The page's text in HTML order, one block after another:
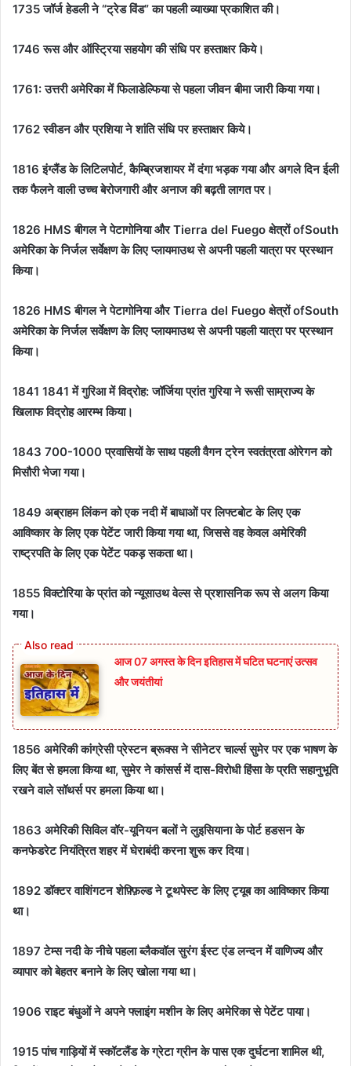
1735 जॉर्ज हेडली ने “ट्रेड विंड” का पहली व्याख्या प्रकाशित की।
1746 रूस और ऑस्ट्रिया सहयोग की संधि पर हस्ताक्षर किये।
1761:उत्तरी अमेरिका में फिलाडेल्फिया से पहला जीवन बीमा जारी किया गया।
1762 स्वीडन और प्रशिया ने शांति संधि पर हस्ताक्षर किये।
1816 इंग्लैंड के लिटिलपोर्ट, कैम्ब्रिजशायर में दंगा भड़क गया और अगले दिन ईली
तक फैलने वाली उच्च बेरोजगारी और अनाज की बढ़ती लागत पर।
1826 HMS बीगल ने पेटागोनिया और Tierra del Fuego क्षेत्रों ofSouth
अमेरिका के निर्जल सर्वेक्षण के लिए प्लायमाउथ से अपनी पहली यात्रा पर प्रस्थान
किया।
1826 HMS बीगल ने पेटागोनिया और Tierra del Fuego क्षेत्रों ofSouth
अमेरिका के निर्जल सर्वेक्षण के लिए प्लायमाउथ से अपनी पहली यात्रा पर प्रस्थान
किया।
1841 1841 में गुरिआ में विद्रोह: जॉर्जिया प्रांत गुरिया ने रूसी साम्राज्य के
खिलाफ विद्रोह आरम्भ किया।
1843 700-1000 प्रवासियों के साथ पहली वैगन ट्रेन स्वतंत्रता ओरेगन को
मिसौरी भेजा गया।
1849 अब्राहम लिंकन को एक नदी में बाधाओं पर लिफ्टबोट के लिए एक
आविष्कार के लिए एक पेटेंट जारी किया गया था, जिससे वह केवल अमेरिकी
राष्ट्रपति के लिए एक पेटेंट पकड़ सकता था।
1855 विक्टोरिया के प्रांत को न्यूसाउथ वेल्स से प्रशासनिक रूप से अलग किया
गया।
आज 07 अगस्त के दिन इतिहास में घटित घटनाएं उत्सव
और जयंतीयां
1856 अमेरिकी कांग्रेसी प्रेस्टन ब्रूक्स ने सीनेटर चार्ल्स सुमेर पर एक भाषण के
लिए बेंत से हमला किया था, सुमेर ने कांसर्स में दास-विरोधी हिंसा के प्रति सहानुभूति
रखने वाले सॉथर्स पर हमला किया था।
1863 अमेरिकी सिविल वॉर-यूनियन बलों ने लुइसियाना के पोर्ट हडसन के
कनफेडरेट नियंत्रित शहर में घेराबंदी करना शुरू कर दिया।
1892 डॉक्टर वाशिंगटन शेफ़्फ़िल्ड ने टूथपेस्ट के लिए ट्यूब का आविष्कार किया
था।
1897 टेम्स नदी के नीचे पहला ब्लैकवॉल सुरंग ईस्ट एंड लन्दन में वाणिज्य और
व्यापार को बेहतर बनाने के लिए खोला गया था।
1906 राइट बंधुओं ने अपने फ्लाइंग मशीन के लिए अमेरिका से पेटेंट पाया।
1915 पांच गाड़ियों में स्कॉटलैंड के ग्रेटा ग्रीन के पास एक दुर्घटना शामिल थी,